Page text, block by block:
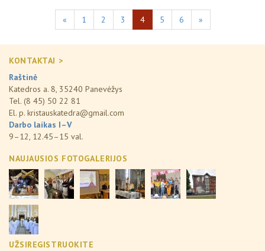
« 1 2 3 4 5 6 »
KONTAKTAI >
Raštinė
Katedros a. 8, 35240 Panevėžys
Tel. (8 45) 50 22 81
El. p. kristauskatedra@gmail.com
Darbo laikas I–V
9–12, 12.45–15 val.
NAUJAUSIOS FOTOGALERIJOS
UŽSIREGISTRUOKITE